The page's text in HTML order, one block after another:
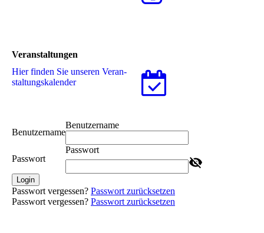
Veranstaltungen
Hier finden Sie unseren Ver­an­
stal­tungs­ka­len­der
Benutzername
Benutzername
Passwort
Passwort
Login
Passwort vergessen? Passwort zurücksetzen
Passwort vergessen? Passwort zurücksetzen